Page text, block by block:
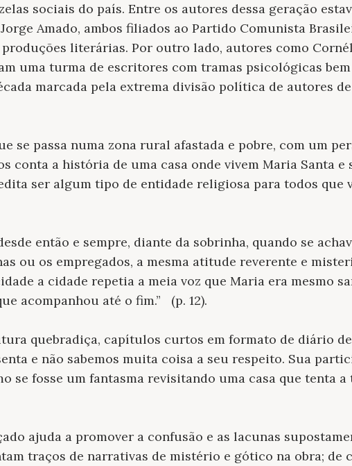
sociais do país. Entre os autores dessa geração
Amado, ambos filiados ao Partido Comunista
produções literárias. Por outro lado, autores como
uma turma de escritores com tramas psicológicas bem
marcada pela extrema divisão política de autores
se passa numa zona rural afastada e pobre, com um
conta a história de uma casa onde vivem Maria Santa e
ser algum tipo de entidade religiosa para todos que
então e sempre, diante da sobrinha, quando se
ou os empregados, a mesma atitude reverente e
a cidade repetia a meia voz que Maria era mesmo
acompanhou até o fim.” (p. 12).
quebradiça, capítulos curtos em formato de diário
e não sabemos muita coisa a seu respeito. Sua
se fosse um fantasma revisitando uma casa que tenta
ajuda a promover a confusão e as lacunas
traços de narrativas de mistério e gótico na obra; de